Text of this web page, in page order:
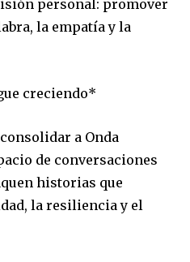
personal: promover
la empatía y la
creciendo*
a Onda
de conversaciones
historias que
la resiliencia y el